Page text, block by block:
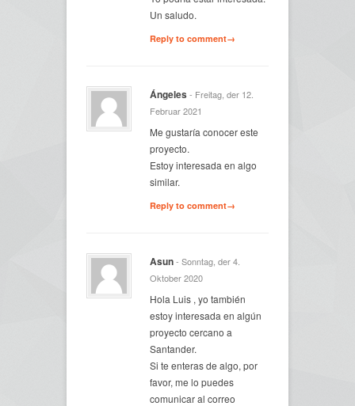
Un saludo.
Reply to comment→
Ángeles - Freitag, der 12.
Februar 2021
Me gustaría conocer este
proyecto.
Estoy interesada en algo
similar.
Reply to comment→
Asun- Sonntag, der 4.
Oktober 2020
Hola Luis , yo también
estoy interesada en algún
proyecto cercano a
Santander.
Si te enteras de algo, por
favor, me lo puedes
comunicar al correo